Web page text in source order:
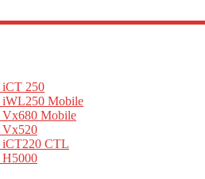
iCT 250
iWL250 Mobile
Vx680 Mobile
Vx520
iCT220 CTL
H5000